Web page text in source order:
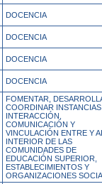
DOCENCIA
DOCENCIA
DOCENCIA
DOCENCIA
FOMENTAR,
COORDINAR
INTERACCIÓN,
COMUNICACIÓN Y
VINCULACIÓN ENTRE Y
INTERIOR DE LAS
COMUNIDADES DE
EDUCACIÓN SUPERIOR,
ESTABLECIMIENTOS Y
ORGANIZACIONES